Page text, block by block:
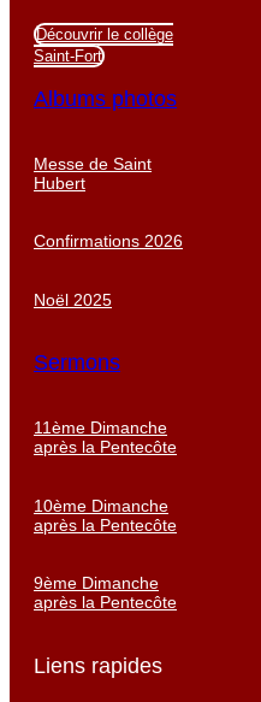
Découvrir le collège
Saint-Fort
Albums photos
Messe de Saint
Hubert
Confirmations 2026
Noël 2025
Sermons
11ème Dimanche
après la Pentecôte
10ème Dimanche
après la Pentecôte
9ème Dimanche
après la Pentecôte
Liens rapides